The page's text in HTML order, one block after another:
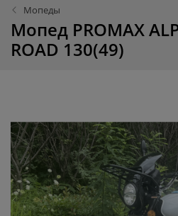
Мопеды
Мопед PROMAX
ROAD 130(49)